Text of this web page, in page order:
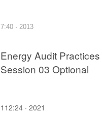
7:40 · 2013
Energy Audit Practices
Session 03 Optional
112:24 · 2021